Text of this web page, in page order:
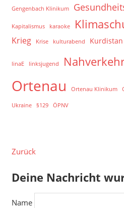
Gengenbach Klinikum
Kapitalismus karaoke
Krieg Krise kulturabend Kurdistan
linaE linksjugend
Ortenau Ortenau Klinikum
Ukraine §129 ÖPNV
Zurück
Deine Nachricht
Name